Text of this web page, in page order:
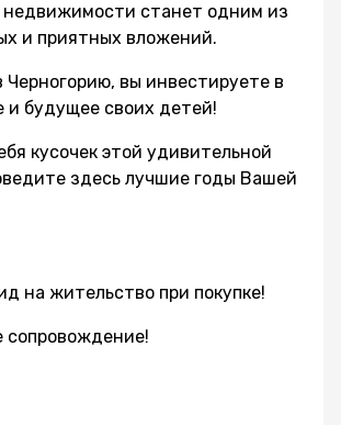
недвижимости станет одним из
и приятных вложений.
Черногорию, вы инвестируете в
и будущее своих детей!
кусочек этой удивительной
здесь лучшие годы Вашей
на жительство при покупке!
сопровождение!